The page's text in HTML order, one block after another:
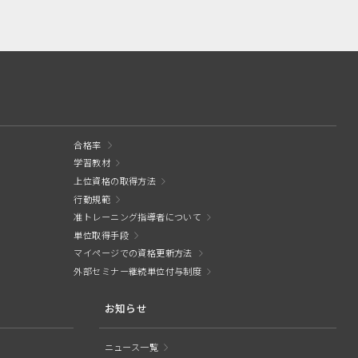
合格率
学習教材
上位資格の取得方法
行動規範
准トレーニング指導者について
単位取得手段
マイページでの資格更新方法
外部セミナー継続単位付与制度
お知らせ
ニュース一覧